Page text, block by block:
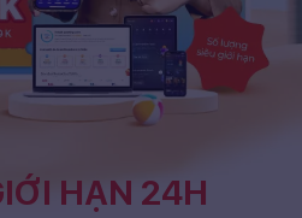
HẠN 24H